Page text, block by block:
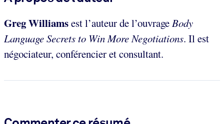
Greg Williamsest l’auteur de l’ouvrageBody
Language Secrets to Win More Negotiations. Il est
négociateur, conférencier et consultant.